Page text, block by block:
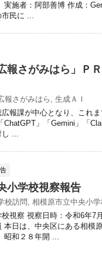
実施者：阿部善博 作成：
市民に ...
報さがみはら」
報さがみはら , 生成ＡＩ
報課が中心となり、これ
ChatGPT」「Gemini」「
し ...
小学校視察報告
校訪問 , 相模原市立中央小学
校視察 視察日時：令和6年
本日は、中央区にある相模
昭和２８年開 ...